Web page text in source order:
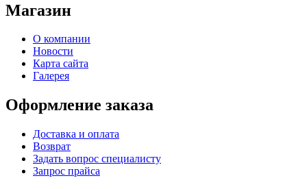
Магазин
О компании
Новости
Карта сайта
Галерея
Оформление заказа
Доставка и оплата
Возврат
Задать вопрос специалисту
Запрос прайса